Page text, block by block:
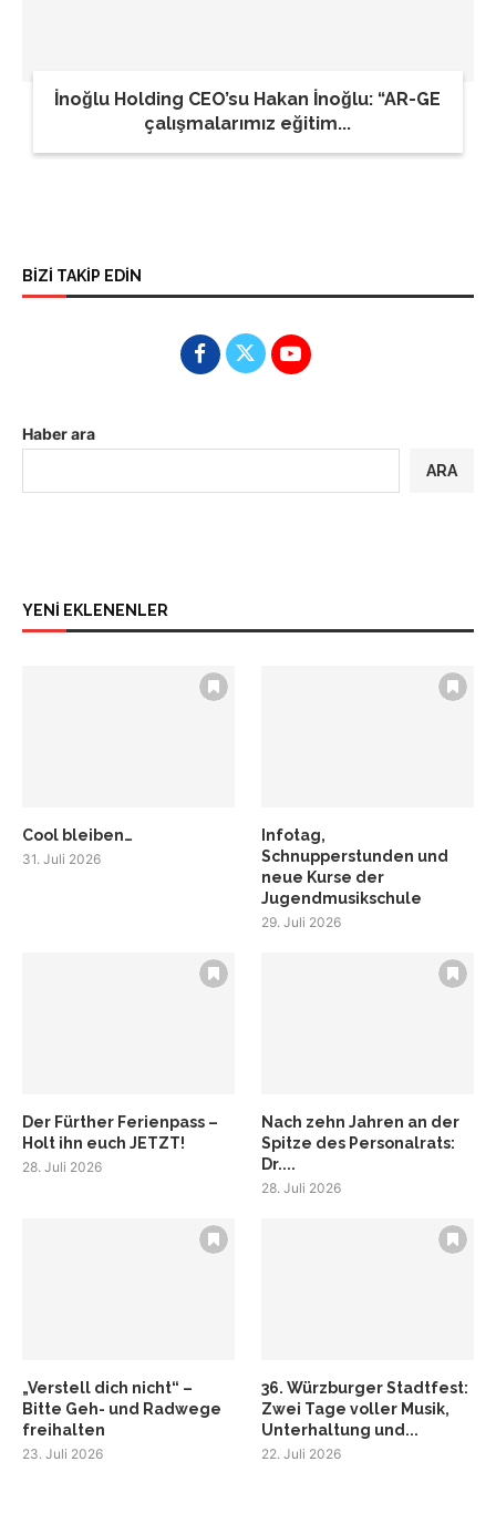
İnoğlu Holding CEO’su Hakan İnoğlu: “AR-GE
çalışmalarımız eğitim...
BİZİ TAKİP EDİN
Haber ara
ARA
YENİ EKLENENLER
Cool bleiben…
31. Juli 2026
Infotag,
Schnupperstunden und
neue Kurse der
Jugendmusikschule
29. Juli 2026
Der Fürther Ferienpass –
Holt ihn euch JETZT!
28. Juli 2026
Nach zehn Jahren an der
Spitze des Personalrats:
Dr....
28. Juli 2026
„Verstell dich nicht“ –
Bitte Geh- und Radwege
freihalten
23. Juli 2026
36. Würzburger Stadtfest:
Zwei Tage voller Musik,
Unterhaltung und...
22. Juli 2026